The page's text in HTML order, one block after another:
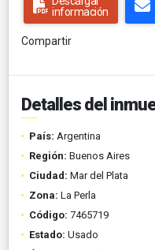
información
Compartir
Detalles del
País: Argentina
Región: Buenos Aires
Ciudad: Mar del Plata
Zona: La Perla
Código: 7465719
Estado: Usado